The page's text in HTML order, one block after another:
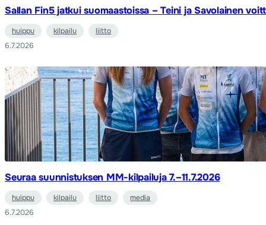
Sallan Fin5 jatkui suomaastoissa – Teini ja Savolainen
huippu kilpailu
liitto
6.7.2026
Seuraa suunnistuksen MM-kilpailuja 7.–11.7.2026
huippu kilpailu liitto
media
6.7.2026